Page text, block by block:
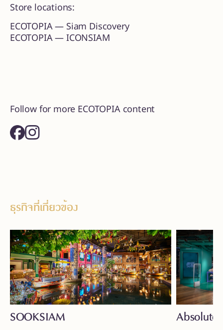
Store locations:
ECOTOPIA — Siam Discovery
ECOTOPIA — ICONSIAM
Follow for more ECOTOPIA content
ธุรกิจที่เกี่ยวข้อง
SOOKSIAM Absolute